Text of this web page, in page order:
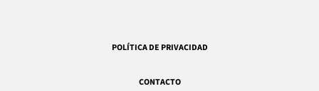
POLÍTICA DE PRIVACIDAD
CONTACTO